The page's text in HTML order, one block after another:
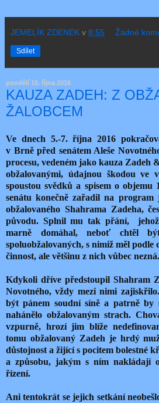
JEMELÍK ZDENEK v 8:55 Žádné
Sdílet
pondělí 10. října 2016
KAUZA ZADEH: Z
ŽALOBCEM
Ve dnech 5.-7. října 2016
v Brně před senátem Aleše
procesu, vedeném jako kauza Zadeh
obžalovanými, údajnou škodou ve
spoustou svědků a spisem o objemu
senátu konečně zařadil na program
obžalovaného Shahrama Zadeha,
původu. Splnil mu tak přání,
marně domáhal, neboť chtěl
spoluobžalovaných, s nimiž měl podle
činnost, ale většinu z nich vůbec nezná.
Kdykoli dříve předstoupil Shahram
Novotného, vždy mezi nimi
být pánem soudní síně a patrně
nahánělo obžalovaným strach.
vzpurně, hrozí jim blíže
tomu obžalovaný Zadeh je hrdý
důstojnost a žijící s pocitem bolestné
a způsobu, jakým s ním nakládají
řízení.
Ani tentokrát se jejich setkání